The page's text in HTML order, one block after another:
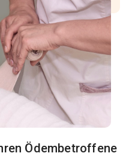
Ödembetroffene